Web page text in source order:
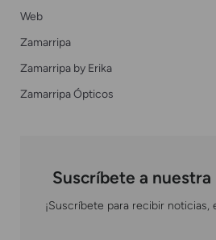
Web
Zamarripa
Zamarripa by Erika
Zamarripa Ópticos
Suscríbete a
¡Suscríbete para recibir noticias,